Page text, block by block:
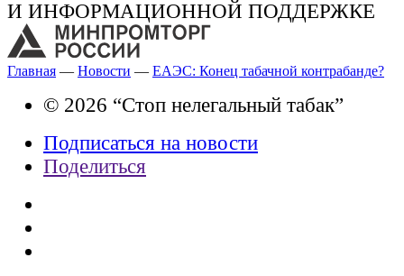
И ИНФОРМАЦИОННОЙ ПОДДЕРЖКЕ
Главная — Новости — ЕАЭС: Конец табачной контрабанде?
© 2026 “Стоп нелегальный табак”
Подписаться на новости
Поделиться